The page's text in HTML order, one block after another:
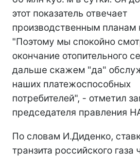
этот показатель отвечает
производственным планам
"Поэтому мы спокойно
окончание отопительного
дальше скажем "да"
наших платежоспособных
потребителей", - отметил
председателя правления
По словам И.Диденко,
транзита российского газа